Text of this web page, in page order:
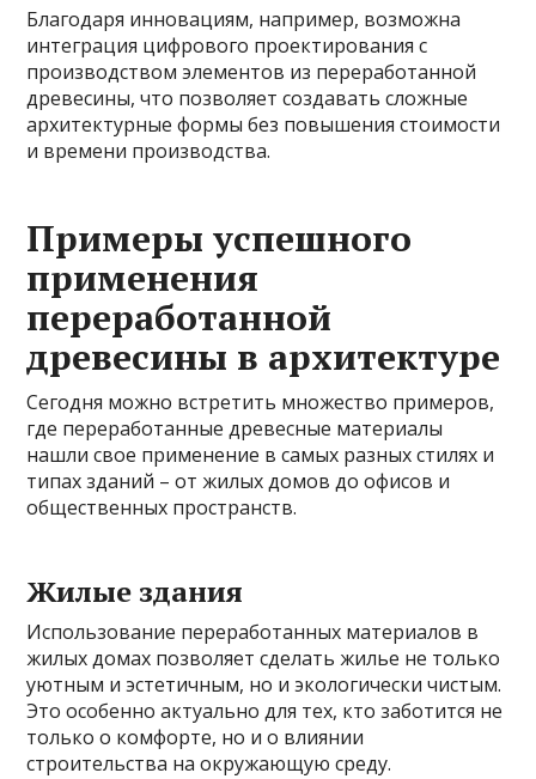
Благодаря инновациям, например, возможна
интеграция цифрового проектирования с
производством элементов из переработанной
древесины, что позволяет создавать сложные
архитектурные формы без повышения стоимости
и времени производства.
Примеры успешного
применения
переработанной
древесины в архитектуре
Сегодня можно встретить множество примеров,
где переработанные древесные материалы
нашли свое применение в самых разных стилях и
типах зданий – от жилых домов до офисов и
общественных пространств.
Жилые здания
Использование переработанных материалов в
жилых домах позволяет сделать жилье не только
уютным и эстетичным, но и экологически чистым.
Это особенно актуально для тех, кто заботится не
только о комфорте, но и о влиянии
строительства на окружающую среду.